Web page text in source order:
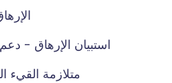
استبيان الإرهاق -
متلازمة